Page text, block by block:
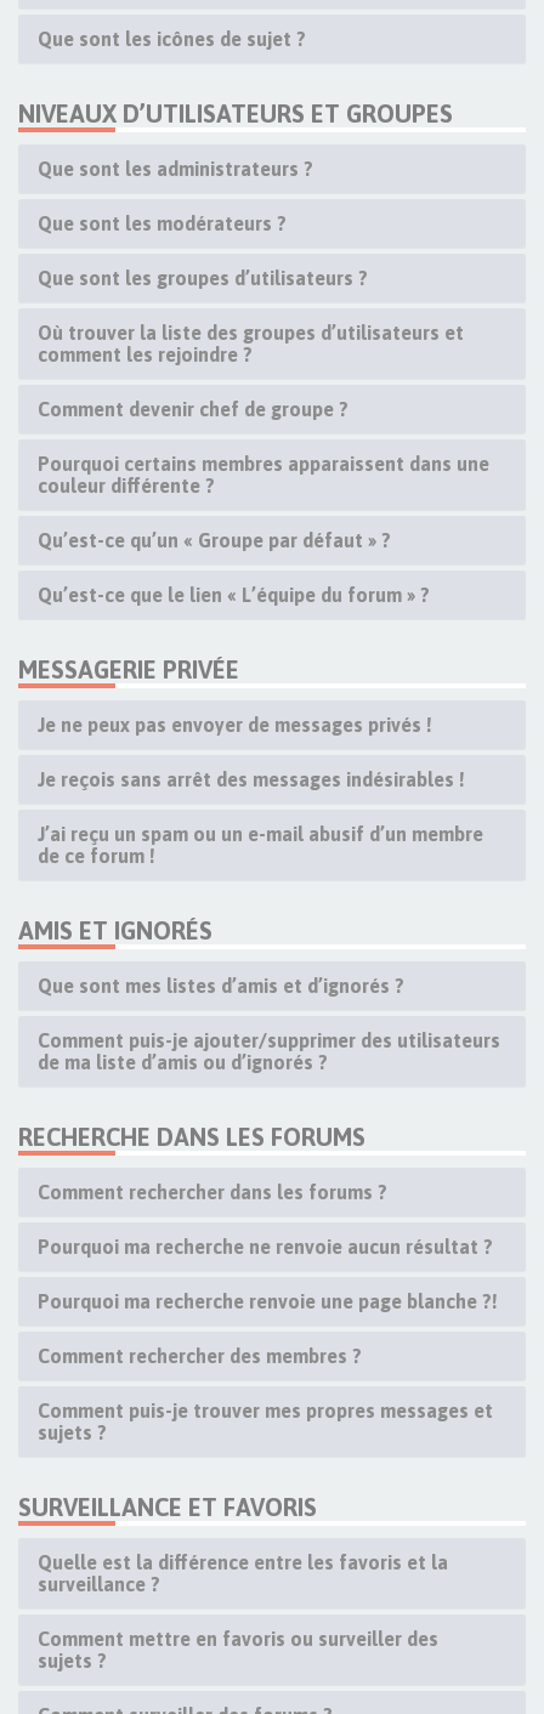
Que sont les icônes de sujet ?
NIVEAUX D’UTILISATEURS ET GROUPES
Que sont les administrateurs ?
Que sont les modérateurs ?
Que sont les groupes d’utilisateurs ?
Où trouver la liste des groupes d’utilisateurs et
comment les rejoindre ?
Comment devenir chef de groupe ?
Pourquoi certains membres apparaissent dans une
couleur différente ?
Qu’est-ce qu’un « Groupe par défaut » ?
Qu’est-ce que le lien « L’équipe du forum » ?
MESSAGERIE PRIVÉE
Je ne peux pas envoyer de messages privés !
Je reçois sans arrêt des messages indésirables !
J’ai reçu un spam ou un e-mail abusif d’un membre
de ce forum !
AMIS ET IGNORÉS
Que sont mes listes d’amis et d’ignorés ?
Comment puis-je ajouter/supprimer des utilisateurs
de ma liste d’amis ou d’ignorés ?
RECHERCHE DANS LES FORUMS
Comment rechercher dans les forums ?
Pourquoi ma recherche ne renvoie aucun résultat ?
Pourquoi ma recherche renvoie une page blanche ?!
Comment rechercher des membres ?
Comment puis-je trouver mes propres messages et
sujets ?
SURVEILLANCE ET FAVORIS
Quelle est la différence entre les favoris et la
surveillance ?
Comment mettre en favoris ou surveiller des
sujets ?